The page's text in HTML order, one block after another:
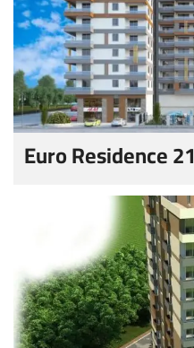
Euro Residence 21